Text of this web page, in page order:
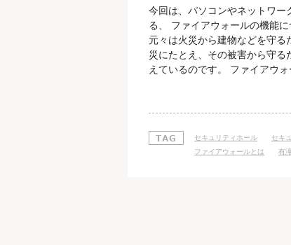
今回は、パソコンやネットワー
る、 ファイアウォールの機能
元々は火災から建物などを守
災にたとえ、その被害から守
えているのです。 ファイアウ
人向けに１台のコンピュータ
の攻撃から守るための「ファ
セキュリティホール セキ
ファイアウォールとは
有